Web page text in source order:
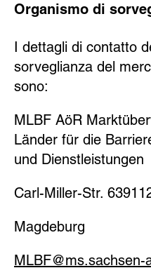
Organismo di
I dettagli di contatto
sorveglianza del
sono:
MLBF AöR
Länder für die
und Dienstleistungen
Carl-Miller-Str.
Magdeburg
MLBF@ms.sachsen-​